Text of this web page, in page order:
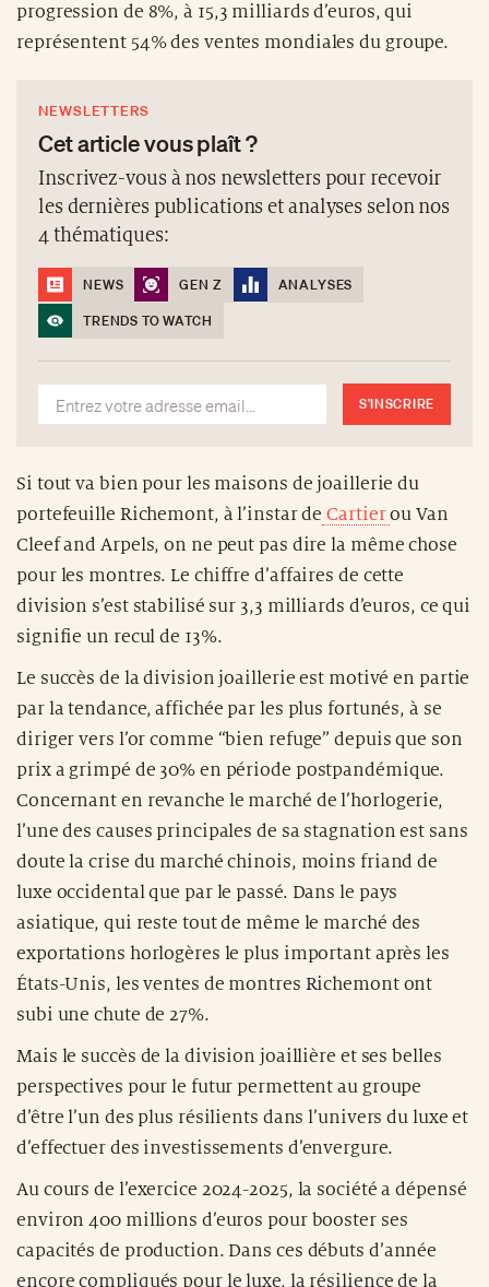
progression de 8%, à 15,3 milliards d’euros, qui
représentent 54% des ventes mondiales du groupe.
NEWSLETTERS
Cet article vous plaît ?
Inscrivez-vous à nos newsletters pour recevoir
les dernières publications et analyses selon nos
4 thématiques:
NEWS GEN Z
ANALYSES
TRENDS TO WATCH
S'INSCRIRE
Si tout va bien pour les maisons de joaillerie du
portefeuille Richemont, à l’instar de Cartierou Van
Cleef and Arpels, on ne peut pas dire la même chose
pour les montres. Le chiffre d’affaires de cette
division s’est stabilisé sur 3,3 milliards d’euros, ce qui
signifie un recul de 13%.
Le succès de la division joaillerie est motivé en partie
par la tendance, affichée par les plus fortunés, à se
diriger vers l’or comme “bien refuge” depuis que son
prix a grimpé de 30% en période postpandémique.
Concernant en revanche le marché de l’horlogerie,
l’une des causes principales de sa stagnation est sans
doute la crise du marché chinois, moins friand de
luxe occidental que par le passé. Dans le pays
asiatique, qui reste tout de même le marché des
exportations horlogères le plus important après les
États-Unis, les ventes de montres Richemont ont
subi une chute de 27%.
Mais le succès de la division joaillière et ses belles
perspectives pour le futur permettent au groupe
d’être l’un des plus résilients dans l’univers du luxe et
d’effectuer des investissements d’envergure.
Au cours de l’exercice 2024-2025, la société a dépensé
environ 400 millions d’euros pour booster ses
capacités de production. Dans ces débuts d’année
encore compliqués pour le luxe, la résilience de la